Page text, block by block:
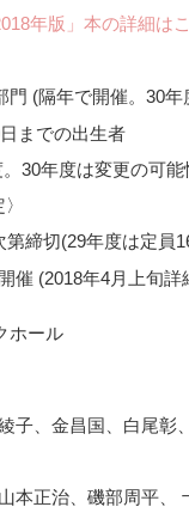
年版」本の詳細は
門 (隔年で開催。30
までの出生者
30年度は変更の可能
締切(29年度は定員
催 (2018年4月上旬詳
子、金昌国、白尾
本正治、磯部周平